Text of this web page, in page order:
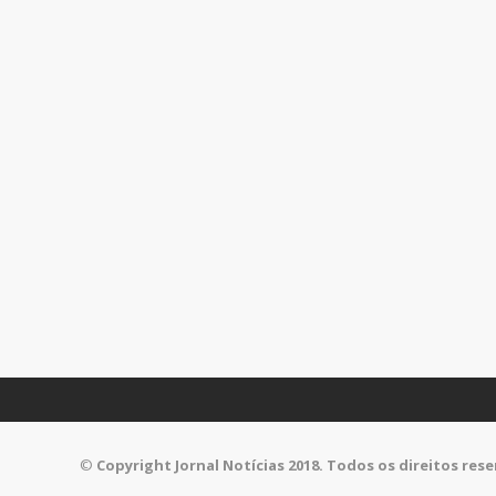
© Copyright Jornal Notícias 2018. Todos os direitos